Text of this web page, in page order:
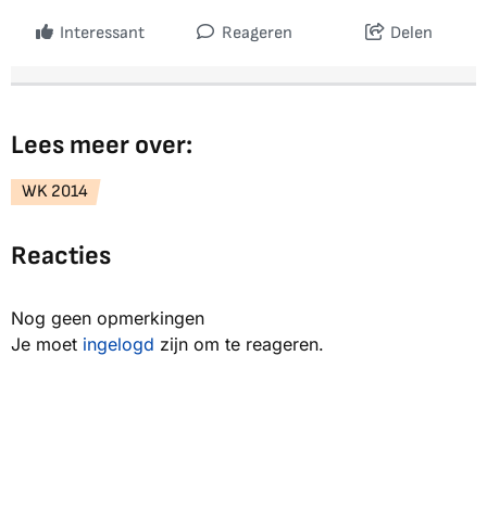
Interessant Reageren Delen
Lees meer over:
WK 2014
Reacties
Nog geen opmerkingen
Je moet ingelogd zijn om te reageren.